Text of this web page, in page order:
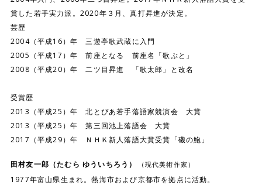
賞した若手実力派。2020年３月、真打昇進が決定。
芸歴
2004（平成16）年 三遊亭歌武蔵に入門
2005（平成17）年 前座となる 前座名「歌ぶと」
2008（平成20）年 二ツ目昇進 「歌太郎」と改名
受賞歴
2013（平成25）年 北とぴあ若手落語家競演会 大賞
2013（平成25）年 第三回池上落語会 大賞
2017（平成29）年 ＮＨＫ新人落語大賞受賞「磯の鮑」
田村友一郎（たむら ゆういちろう） （現代美術作家）
1977年富山県生まれ。熱海市および京都市を拠点に活動。